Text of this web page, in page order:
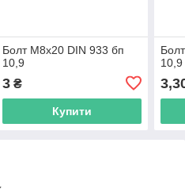
Болт М8х20 DIN 933 бп
10,9
3₴
Купити
10,9